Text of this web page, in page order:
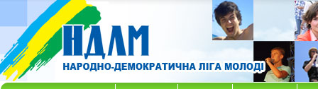
Transmenu
powered
by
JoomlArt.com